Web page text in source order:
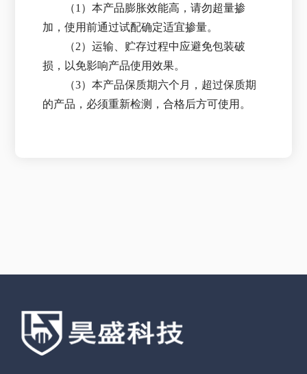
（1）本产品膨胀效能高，请勿超量掺
加，使用前通过试配确定适宜掺量。
（2）运输、贮存过程中应避免包装破
损，以免影响产品使用效果。
（3）本产品保质期六个月，超过保质期
的产品，必须重新检测，合格后方可使用。